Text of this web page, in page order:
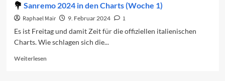
Sanremo 2024 in den Charts (Woche 1)
Raphael Mair 9. Februar 2024
1
Es ist Freitag und damit Zeit für die offiziellen italienischen
Charts. Wie schlagen sich die...
WeiterlesenRead